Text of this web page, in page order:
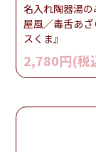
名入れ陶器湯
屋風／毒舌あ
スくま』
2,780円(税